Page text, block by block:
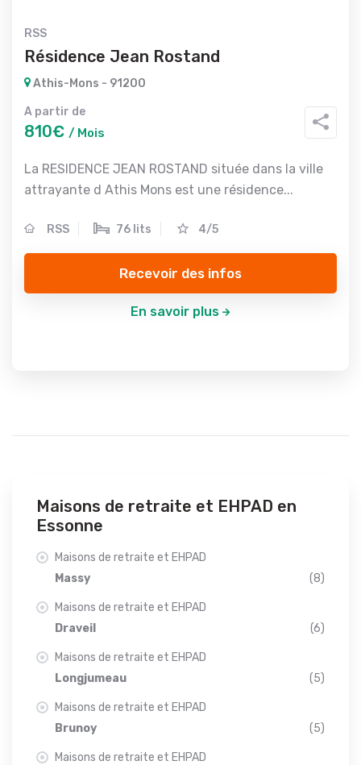
RSS
Résidence Jean Rostand
Athis-Mons - 91200
A partir de
810€ / Mois
La RESIDENCE JEAN ROSTAND située dans la ville
attrayante d Athis Mons est une résidence...
RSS 76 lits 4/5
Recevoir des infos
En savoir plus
Maisons de retraite et EHPAD en
Essonne
Maisons de retraite et EHPAD
Massy
(8)
Maisons de retraite et EHPAD
Draveil
(6)
Maisons de retraite et EHPAD
Longjumeau
(5)
Maisons de retraite et EHPAD
Brunoy
(5)
Maisons de retraite et EHPAD